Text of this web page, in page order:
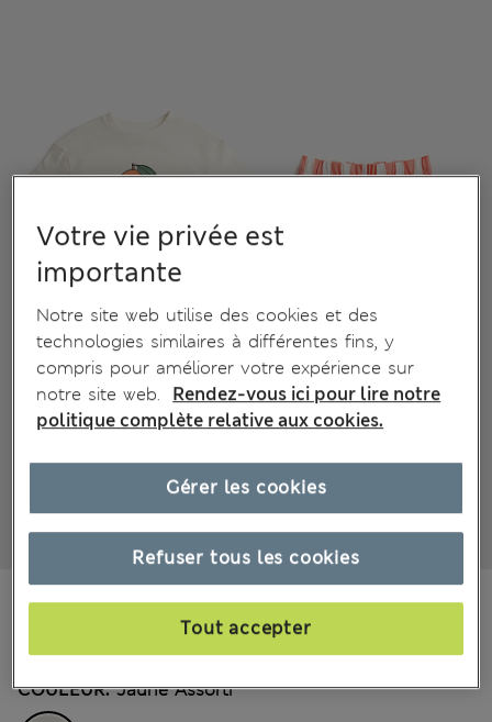
6 les commentaires reçus
€24,00 Tous les prix incluent les taxes et les frais de douanes
COULEUR: Jaune Assorti
Votre vie privée est
importante
Notre site web utilise des cookies et des
technologies similaires à différentes fins, y
compris pour améliorer votre expérience sur
notre site web.
Rendez-vous ici pour lire notre
politique complète relative aux cookies.
Refuser tous les cookies
Tout accepter
Gérer les cookies